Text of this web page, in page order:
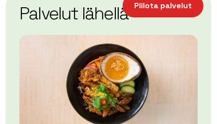
−
Piilota palvelut
Palvelut lähellä